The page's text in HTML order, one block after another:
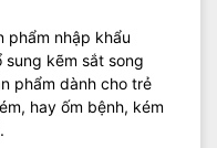
phẩm nhập khẩu
kẽm sắt song
phẩm dành cho trẻ
hay ốm bệnh, kém